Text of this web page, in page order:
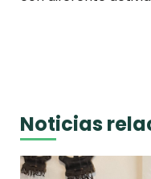
Noticias